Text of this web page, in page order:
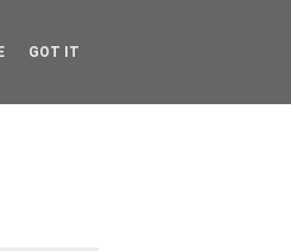
GOT IT